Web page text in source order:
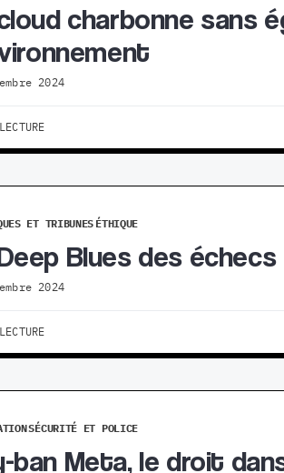
charbonne sans
2024
ET TRIBUNESÉTHIQUE
Blues des échecs
2024
SÉCURITÉ ET POLICE
ban Meta, le droit